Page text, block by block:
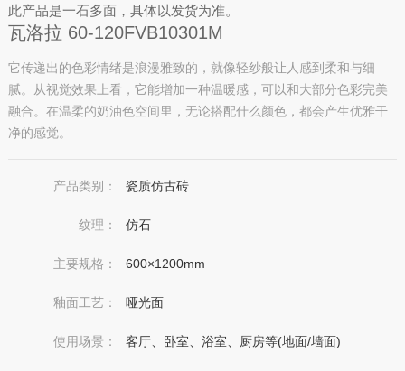
此产品是一石多面，具体以发货为准。
瓦洛拉 60-120FVB10301M
它传递出的色彩情绪是浪漫雅致的，就像轻纱般让人感到柔和与细
腻。从视觉效果上看，它能增加一种温暖感，可以和大部分色彩完美
融合。在温柔的奶油色空间里，无论搭配什么颜色，都会产生优雅干
净的感觉。
产品类别： 瓷质仿古砖
纹理： 仿石
主要规格： 600×1200mm
釉面工艺： 哑光面
使用场景： 客厅、卧室、浴室、厨房等(地面/墙面)